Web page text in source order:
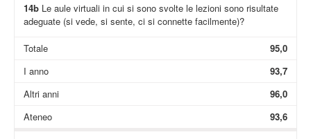
14bLe aule virtuali in cui si sono svolte le lezioni sono risultate
adeguate (si vede, si sente, ci si connette facilmente)?
Totale
95,0
I anno
93,7
Altri anni
96,0
Ateneo
93,6